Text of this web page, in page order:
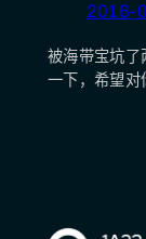
2016-
被海带宝坑了
一下，希望对